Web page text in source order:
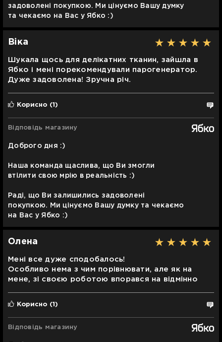
задоволені покупкою. Ми цінуємо Вашу думку
та чекаємо на Вас у Ябко :)
Віка
Шукала щось для делікатних тканин, зайшла в
Ябко і мені порекомендували парогенератор.
Дуже задоволена! Зручна річ.
Корисно (1)
Відповідь магазину
Доброго дня :)
Наша команда щаслива, що Ви змогли
втілити свою мрію в реальність :)
Раді, що Ви залишились задоволені
покупкою. Ми цінуємо Вашу думку та чекаємо
на Вас у Ябко :)
Олена
Мені все дуже сподобалось!
Особливо нема з чим порівнювати, але як на
мене, зі своєю роботою впорався на відмінно
Корисно (1)
Відповідь магазину